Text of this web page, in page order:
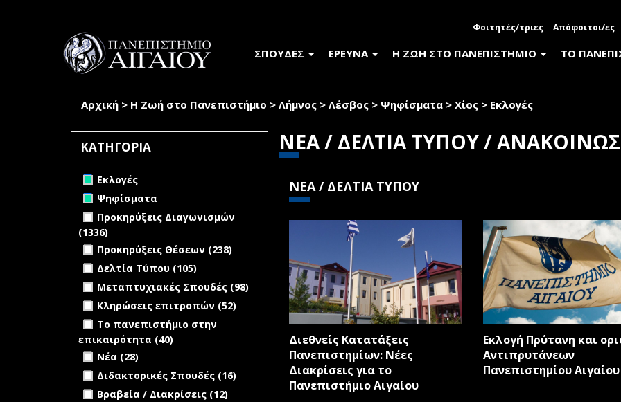
Φοιτητές/τριες Απόφοιτοι/ες
ΣΠΟΥΔΕΣ ΕΡΕΥΝΑ Η ΖΩΗ ΣΤΟ ΠΑΝΕΠΙΣΤΗΜΙΟ ΤΟ
Είστε εδώ
Αρχική > Η Ζωή στο Πανεπιστήμιο > Λήμνος > Λέσβος > Ψηφίσματα > Χίος > Εκλογές
ΝΕΑ / ΔΕΛΤΙΑ ΤΥΠΟΥ /
ΝΕΑ / ΔΕΛΤΙΑ ΤΥΠΟΥ
Διεθνείς Κατατάξεις
Πανεπιστημίων: Νέες
Διακρίσεις για το
Πανεπιστήμιο Αιγαίου
Εκλογή Πρύτανη και
Αντιπρυτάνεων
Πανεπιστημίου Αιγαίου
ΚΑΤΗΓΟΡΙΑ
Remove Εκλογές filter
Εκλογές
Remove Ψηφίσματα filter
Ψηφίσματα
Apply Προκηρύξεις Διαγωνισμών
filter
Προκηρύξεις Διαγωνισμών
(1336)
Διαγωνισμών filter
Apply Προκηρύξεις Θέσεων filter
Προκηρύξεις Θέσεων (238)
Προκηρύξεις
filter
Apply Δελτία Τύπου filter
Δελτία Τύπου (105)
Apply Μεταπτυχιακές Σπουδές filter
Μεταπτυχιακές Σπουδές (98)
Μεταπτυχιακές
Σπουδές filter
Apply Κληρώσεις επιτροπών filter
Κληρώσεις επιτροπών (52)
Κληρώσεις
Apply Το πανεπιστήμιο στην
επικαιρότητα filter
Το πανεπιστήμιο στην
επικαιρότητα (40)
επικαιρότητα
filter
Apply Νέα filter
Νέα (28)
Apply Διδακτορικές Σπουδές filter
Διδακτορικές Σπουδές (16)
Διδακτορικές
Apply Βραβεία / Διακρίσεις filter
Βραβεία / Διακρίσεις (12)